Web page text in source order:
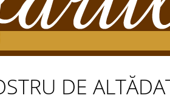
DE